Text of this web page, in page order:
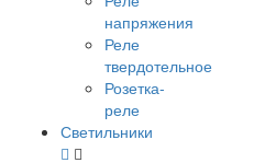
напряжения
Реле
твердотельное
Розетка-
реле
Светильники